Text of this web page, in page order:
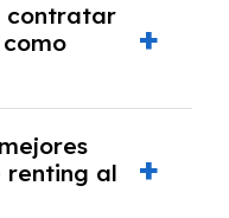
en algunos
de la empresa
contratar
y, en
y un pago
renting al